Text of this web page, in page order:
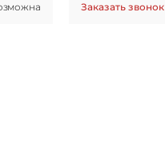
Заказать звонок